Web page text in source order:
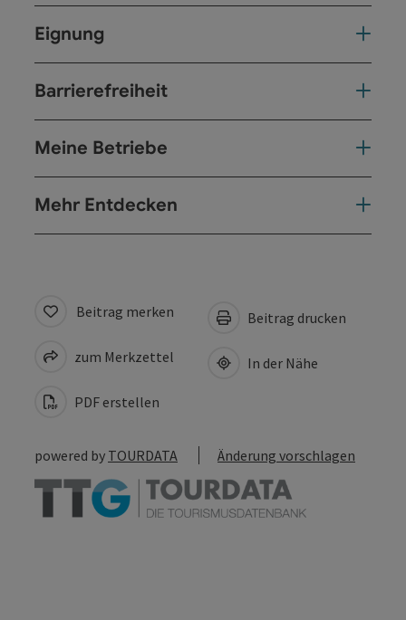
Eignung
Barrierefreiheit
Meine Betriebe
Mehr Entdecken
Beitrag merken
zum Merkzettel
PDF erstellen
Beitrag drucken
In der Nähe
powered by TOURDATA Änderung vorschlagen